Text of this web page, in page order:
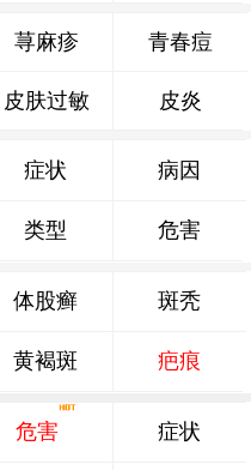
荨麻疹
皮肤过敏
青春痘
皮炎
症状 病因
类型 危害
体股癣 斑秃
黄褐斑 疤痕
危害 症状